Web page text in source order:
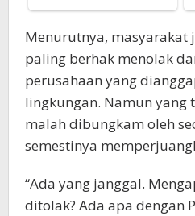
Menurutnya, masyarakat
paling berhak menolak
perusahaan yang
lingkungan. Namun yang
malah dibungkam oleh
semestinya
“Ada yang janggal.
ditolak? Ada apa dengan